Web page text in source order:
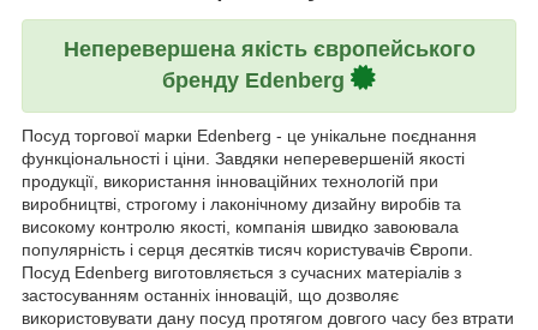
Неперевершена якість європейського
бренду Edenberg
Посуд торгової марки Edenberg - це унікальне поєднання
функціональності і ціни. Завдяки неперевершеній якості
продукції, використання інноваційних технологій при
виробництві, строгому і лаконічному дизайну виробів та
високому контролю якості, компанія швидко завоювала
популярність і серця десятків тисяч користувачів Європи.
Посуд Edenberg виготовляється з сучасних матеріалів з
застосуванням останніх інновацій, що дозволяє
використовувати дану посуд протягом довгого часу без втрати